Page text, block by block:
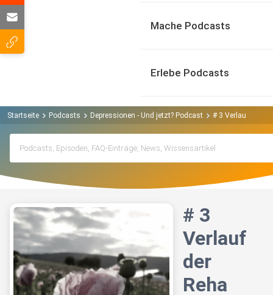
Mache Podcasts
Erlebe Podcasts
Startseite Podcasts Depressionen - Und jetzt? Podcast # 3 Verlauf der
# 3
Verlauf
der
Reha